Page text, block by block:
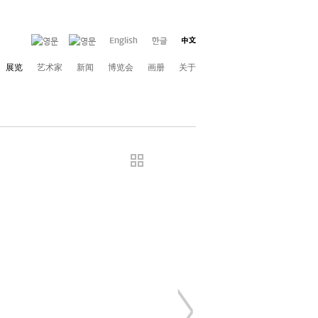
展览 艺术家 新闻 博览会 画册 关于